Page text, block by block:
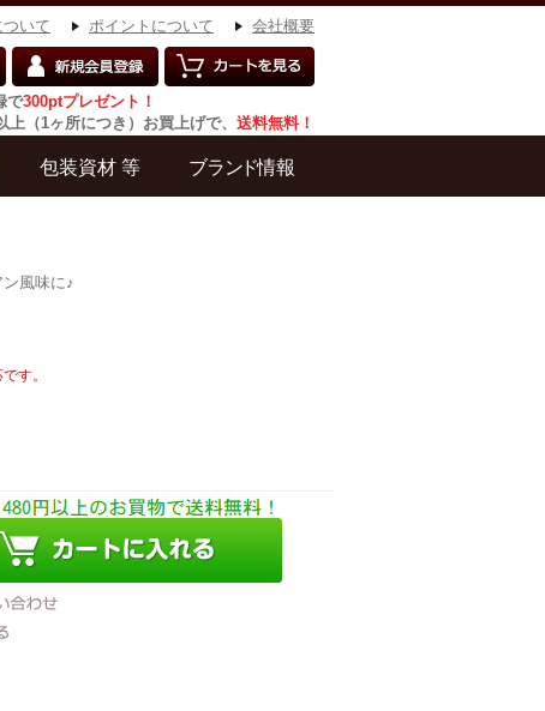
会社概要
ポイントについて
いて
で300ptプレゼント！
上（1ヶ所につき）お買上げで、 送料無料！
ン風味に♪
す。